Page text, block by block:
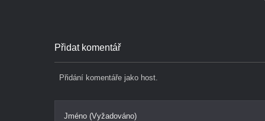
Přidat komentář
Přidání komentáře jako host.
Jméno (Vyžadováno)